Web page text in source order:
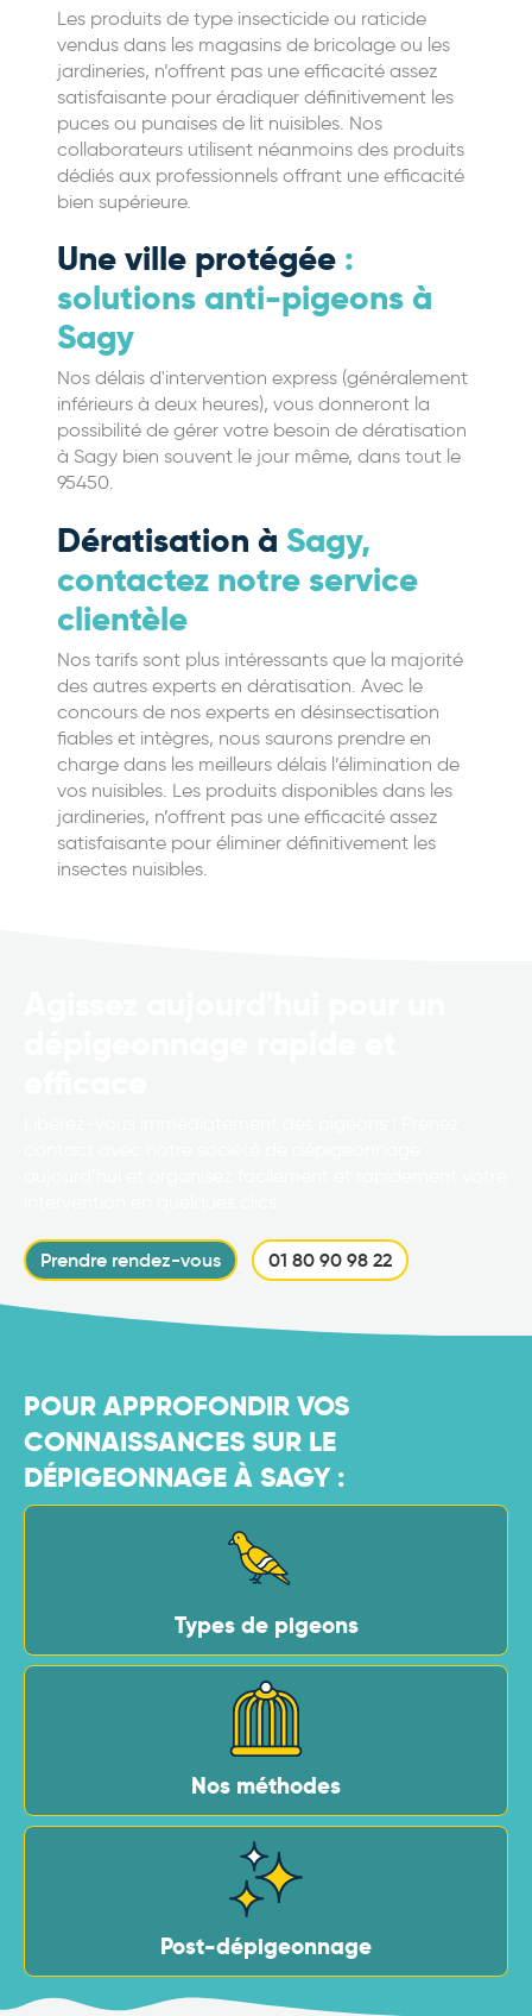
Les produits de type insecticide ou raticide
vendus dans les magasins de bricolage ou les
jardineries, n’offrent pas une efficacité assez
satisfaisante pour éradiquer définitivement les
puces ou punaises de lit nuisibles. Nos
collaborateurs utilisent néanmoins des produits
dédiés aux professionnels offrant une efficacité
bien supérieure.
Une ville protégée :
solutions anti-pigeons à
Sagy
Nos délais d'intervention express (généralement
inférieurs à deux heures), vous donneront la
possibilité de gérer votre besoin de dératisation
à Sagy bien souvent le jour même, dans tout le
95450.
Dératisation à Sagy,
contactez notre service
clientèle
Nos tarifs sont plus intéressants que la majorité
des autres experts en dératisation. Avec le
concours de nos experts en désinsectisation
fiables et intègres, nous saurons prendre en
charge dans les meilleurs délais l’élimination de
vos nuisibles. Les produits disponibles dans les
jardineries, n’offrent pas une efficacité assez
satisfaisante pour éliminer définitivement les
insectes nuisibles.
Prendre rendez-vous 01 80 90 98 22
POUR APPROFONDIR VOS
CONNAISSANCES SUR LE
DÉPIGEONNAGE À SAGY :
Types de pigeons
Nos méthodes
Post-dépigeonnage